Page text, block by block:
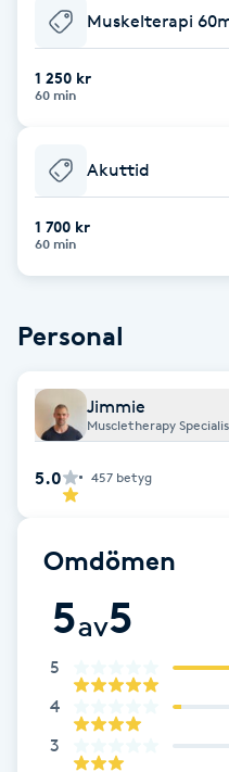
Babylights
Balayage
Bambumassage
Barber
Barnklippning
BIAB
Blowout
Brynformning
Bröllopsuppsättning
Muskelterapi
1 250 kr
60 min
Akuttid
1 700 kr
60 min
Personal
Jimmie
Muscletherapy
5.0 457 betyg
Omdömen
5av5
5
4
3